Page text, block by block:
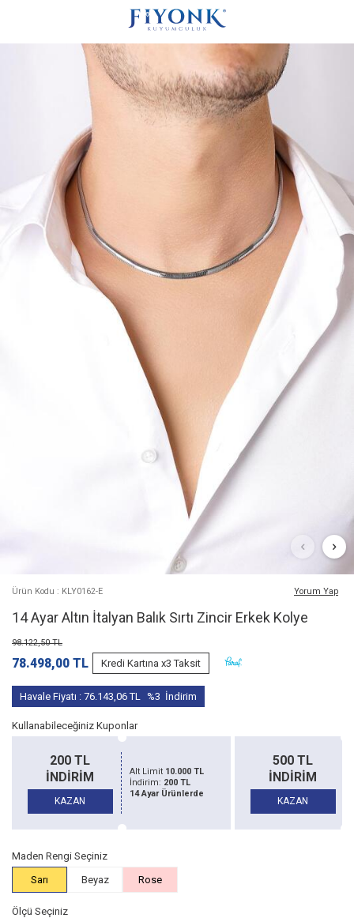
Ürün Kodu : KLY0162-E Yorum Yap
14 Ayar Altın İtalyan Balık Sırtı Zincir Erkek Kolye
98.122,50TL
78.498,00 TL Kredi Kartına x3 Taksit
Havale Fiyatı : 76.143,06TL %3 İndirim
Kullanabileceğiniz Kuponlar
500 TL
İNDİRİM
KAZAN
Alt Limit
İndirim:
14 Ayar Ürünlerde
Maden Rengi Seçiniz
Sarı
Beyaz Rose
Ölçü Seçiniz